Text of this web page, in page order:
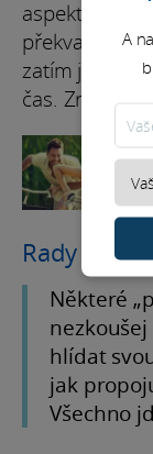
aspekt k
překvapení.
zatím jen
čas. Zrealizuj
Rady na
Některé
hlídat
jak
Všechno
A